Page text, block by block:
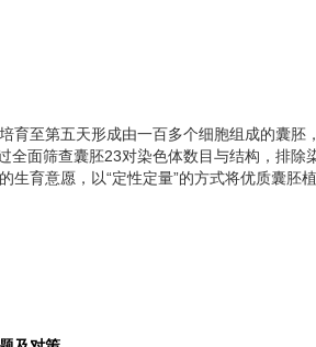
育至第五天形成由一百多个细胞组成的囊
面筛查囊胚23对染色体数目与结构，排
育意愿，以“定性定量”的方式将优质囊